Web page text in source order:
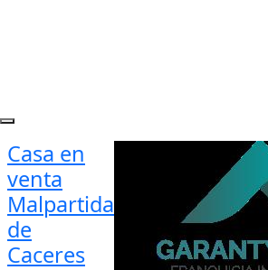
Casa en
venta
Malpartida
de
Caceres